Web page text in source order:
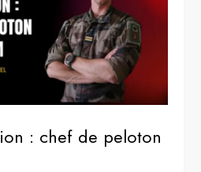
: chef de peloton